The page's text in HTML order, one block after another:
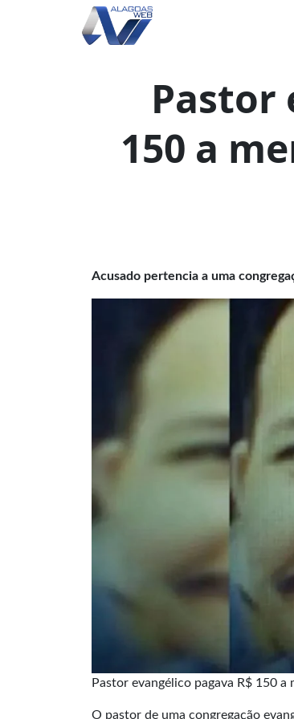
Pastor
150 a
Acusado pertencia a uma
Pastor evangélico pagava R$ 150 a
O pastor de uma congregação